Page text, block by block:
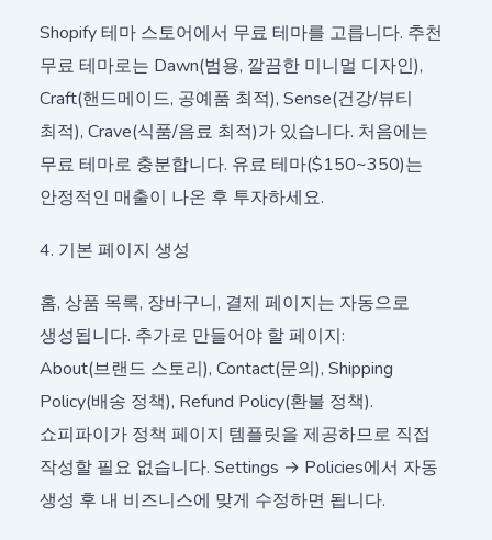
Shopify 테마 스토어에서 무료 테마를 고릅니다. 추천
무료 테마로는 Dawn(범용, 깔끔한 미니멀 디자인),
Craft(핸드메이드, 공예품 최적), Sense(건강/뷰티
최적), Crave(식품/음료 최적)가 있습니다. 처음에는
무료 테마로 충분합니다. 유료 테마($150~350)는
안정적인 매출이 나온 후 투자하세요.
4. 기본 페이지 생성
홈, 상품 목록, 장바구니, 결제 페이지는 자동으로
생성됩니다. 추가로 만들어야 할 페이지:
About(브랜드 스토리), Contact(문의), Shipping
Policy(배송 정책), Refund Policy(환불 정책).
쇼피파이가 정책 페이지 템플릿을 제공하므로 직접
작성할 필요 없습니다. Settings → Policies에서 자동
생성 후 내 비즈니스에 맞게 수정하면 됩니다.